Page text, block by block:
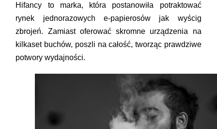
Hifancy to marka, która postanowiła potraktować
rynek jednorazowych e-papierosów jak wyścig
zbrojeń. Zamiast oferować skromne urządzenia na
kilkaset buchów, poszli na całość, tworząc prawdziwe
potwory wydajności.